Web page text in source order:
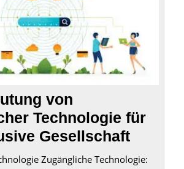
von
Technologie für
Gesellschaft
Zugängliche Technologie: